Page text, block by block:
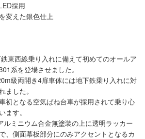
LINEお友達登録
Infomation
採用
変えた銀色仕上
東西線乗り入れに備えて初めてのオールア
系を登場させました。
級両開き4扉車体には地下鉄乗り入れに対
ました。
初となる空気ばね台車が採用されて乗り心
ます。
ルミニウム合金無塗装の上に透明ラッカー
、側面幕板部分にのみアクセントとなるカ